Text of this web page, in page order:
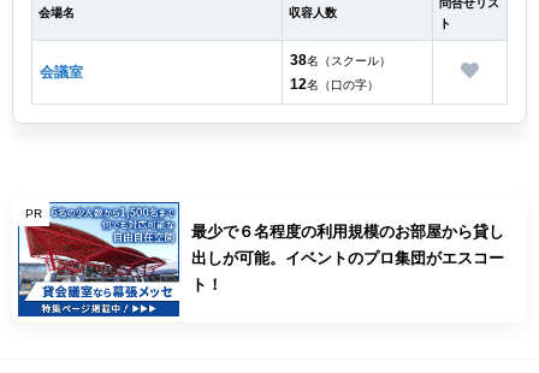
会場名 収容人数
ト
会議室
38名（スクール）
12名（口の字）
PR
最少で６名程度の利用規模のお部屋から貸し
出しが可能。イベントのプロ集団がエスコー
ト！